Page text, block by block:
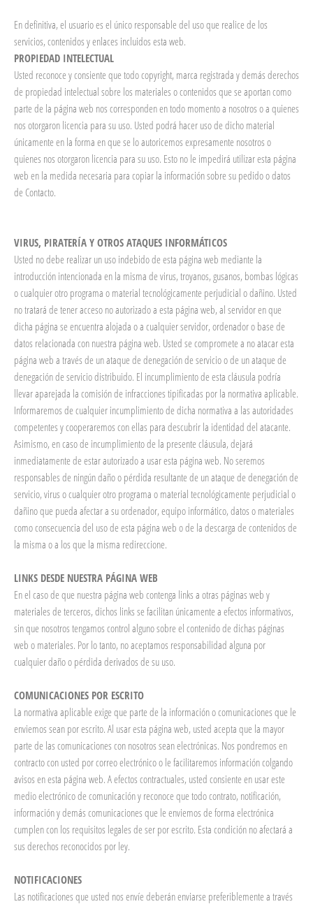
En definitiva, el usuario es el único responsable del uso que realice de los
servicios, contenidos y enlaces incluidos esta web.
PROPIEDAD INTELECTUAL
Usted reconoce y consiente que todo copyright, marca registrada y demás derechos
de propiedad intelectual sobre los materiales o contenidos que se aportan como
parte de la página web nos corresponden en todo momento a nosotros o a quienes
nos otorgaron licencia para su uso. Usted podrá hacer uso de dicho material
únicamente en la forma en que se lo autoricemos expresamente nosotros o
quienes nos otorgaron licencia para su uso. Esto no le impedirá utilizar esta página
web en la medida necesaria para copiar la información sobre su pedido o datos
de Contacto.
VIRUS, PIRATERÍA Y OTROS ATAQUES INFORMÁTICOS
Usted no debe realizar un uso indebido de esta página web mediante la
introducción intencionada en la misma de virus, troyanos, gusanos, bombas lógicas
o cualquier otro programa o material tecnológicamente perjudicial o dañino. Usted
no tratará de tener acceso no autorizado a esta página web, al servidor en que
dicha página se encuentra alojada o a cualquier servidor, ordenador o base de
datos relacionada con nuestra página web. Usted se compromete a no atacar esta
página web a través de un ataque de denegación de servicio o de un ataque de
denegación de servicio distribuido. El incumplimiento de esta cláusula podría
llevar aparejada la comisión de infracciones tipificadas por la normativa aplicable.
Informaremos de cualquier incumplimiento de dicha normativa a las autoridades
competentes y cooperaremos con ellas para descubrir la identidad del atacante.
Asimismo, en caso de incumplimiento de la presente cláusula, dejará
inmediatamente de estar autorizado a usar esta página web. No seremos
responsables de ningún daño o pérdida resultante de un ataque de denegación de
servicio, virus o cualquier otro programa o material tecnológicamente perjudicial o
dañino que pueda afectar a su ordenador, equipo informático, datos o materiales
como consecuencia del uso de esta página web o de la descarga de contenidos de
la misma o a los que la misma redireccione.
LINKS DESDE NUESTRA PÁGINA WEB
En el caso de que nuestra página web contenga links a otras páginas web y
materiales de terceros, dichos links se facilitan únicamente a efectos informativos,
sin que nosotros tengamos control alguno sobre el contenido de dichas páginas
web o materiales. Por lo tanto, no aceptamos responsabilidad alguna por
cualquier daño o pérdida derivados de su uso.
COMUNICACIONES POR ESCRITO
La normativa aplicable exige que parte de la información o comunicaciones que le
enviemos sean por escrito. Al usar esta página web, usted acepta que la mayor
parte de las comunicaciones con nosotros sean electrónicas. Nos pondremos en
contracto con usted por correo electrónico o le facilitaremos información colgando
avisos en esta página web. A efectos contractuales, usted consiente en usar este
medio electrónico de comunicación y reconoce que todo contrato, notificación,
información y demás comunicaciones que le enviemos de forma electrónica
cumplen con los requisitos legales de ser por escrito. Esta condición no afectará a
sus derechos reconocidos por ley.
NOTIFICACIONES
Las notificaciones que usted nos envíe deberán enviarse preferiblemente a través